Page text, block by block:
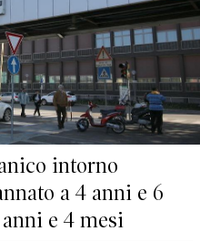
intorno
a 4 anni e 6
e 4 mesi